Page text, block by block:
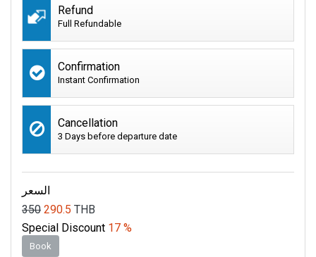
Refund
Full Refundable
Confirmation
Instant Confirmation
Cancellation
3 Days before departure date
السعر
350 290.5 THB
Special Discount 17 %
Book